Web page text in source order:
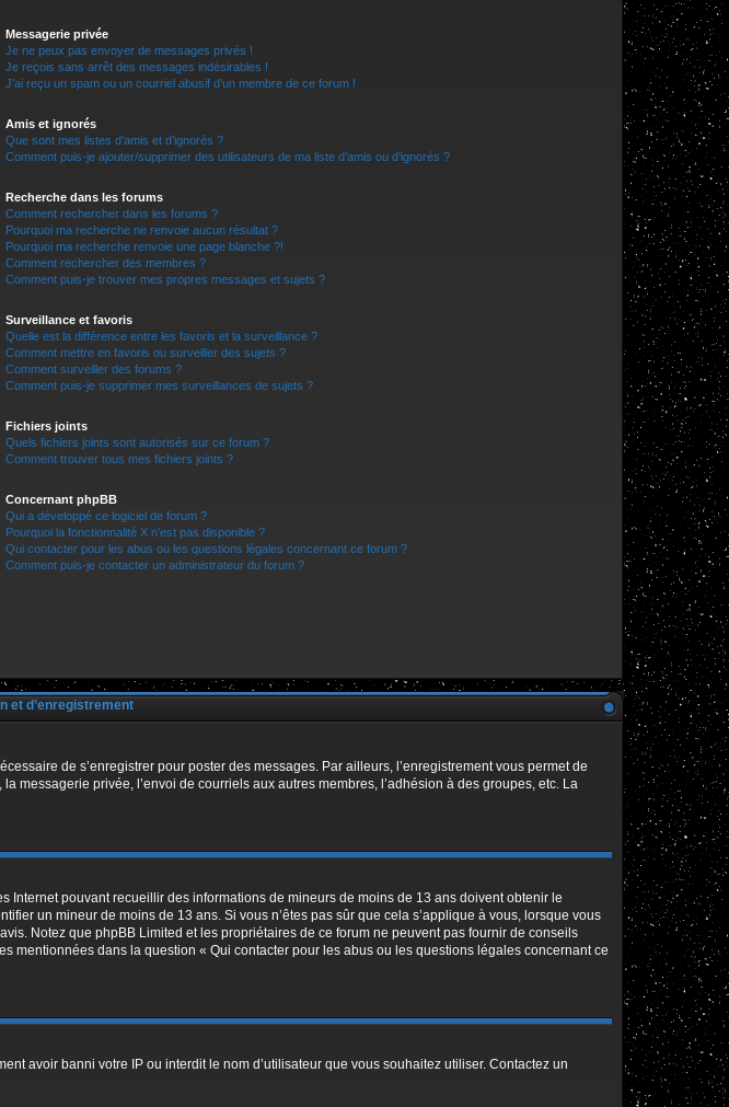
Messagerie privée
Je ne peux pas envoyer de messages privés !
Je reçois sans arrêt des messages indésirables !
J’ai reçu un spam ou un courriel abusif d’un membre de ce forum !
Amis et ignorés
Que sont mes listes d’amis et d’ignorés ?
Comment puis-je ajouter/supprimer des utilisateurs de ma liste d’amis ou d’ignorés ?
Recherche dans les forums
Comment rechercher dans les forums ?
Pourquoi ma recherche ne renvoie aucun résultat ?
Pourquoi ma recherche renvoie une page blanche ?!
Comment rechercher des membres ?
Comment puis-je trouver mes propres messages et sujets ?
Surveillance et favoris
Quelle est la différence entre les favoris et la surveillance ?
Comment mettre en favoris ou surveiller des sujets ?
Comment surveiller des forums ?
Comment puis-je supprimer mes surveillances de sujets ?
Fichiers joints
Quels fichiers joints sont autorisés sur ce forum ?
Comment trouver tous mes fichiers joints ?
Concernant phpBB
Qui a développé ce logiciel de forum ?
Pourquoi la fonctionnalité X n’est pas disponible ?
Qui contacter pour les abus ou les questions légales concernant ce forum ?
Comment puis-je contacter un administrateur du forum ?
et d’enregistrement
de s’enregistrer pour poster des messages. Par ailleurs, l’enregistrement vous permet de
privée, l’envoi de courriels aux autres membres, l’adhésion à des groupes, etc. La
Internet pouvant recueillir des informations de mineurs de moins de 13 ans doivent obtenir le
un mineur de moins de 13 ans. Si vous n’êtes pas sûr que cela s’applique à vous, lorsque vous
Notez que phpBB Limited et les propriétaires de ce forum ne peuvent pas fournir de conseils
mentionnées dans la question « Qui contacter pour les abus ou les questions légales concernant ce
avoir banni votre IP ou interdit le nom d’utilisateur que vous souhaitez utiliser. Contactez un